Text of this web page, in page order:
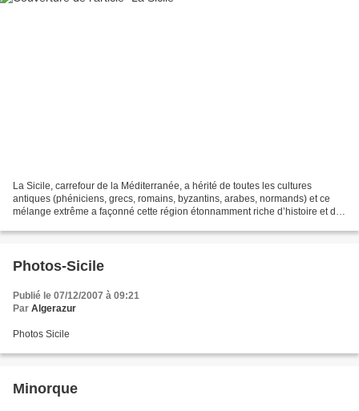
La Sicile, carrefour de la Méditerranée, a hérité de toutes les cultures
antiques (phéniciens, grecs, romains, byzantins, arabes, normands) et ce
mélange extrême a façonné cette région étonnamment riche d’histoire et de
Photos-Sicile
Publié le 07/12/2007 à 09:21
Par Algerazur
Photos Sicile
Minorque